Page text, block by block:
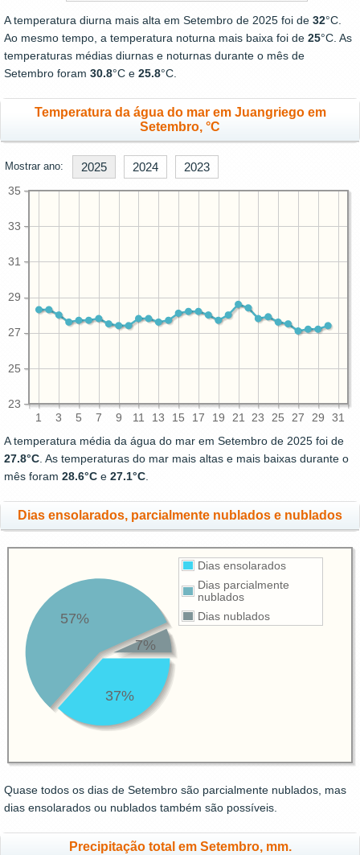
A temperatura diurna mais alta em Setembro de 2025 foi de 32°C.
Ao mesmo tempo, a temperatura noturna mais baixa foi de 25°C. As
temperaturas médias diurnas e noturnas durante o mês de
Setembro foram 30.8°C e 25.8°C.
Temperatura da água do mar em Juangriego em
Setembro, °C
Mostrar ano: 2025 2024 2023
1 3 5 7 9 11 13 15 17 19 21 23 25 27 29 31
23
25
27
29
31
33
35
A temperatura média da água do mar em Setembro de 2025 foi de
27.8°C. As temperaturas do mar mais altas e mais baixas durante o
mês foram 28.6°C e 27.1°C.
Dias ensolarados, parcialmente nublados e nublados
Dias ensolarados
Dias parcialmente
nublados
Dias nublados
37%
57%
7%
Quase todos os dias de Setembro são parcialmente nublados, mas
dias ensolarados ou nublados também são possíveis.
Precipitação total em Setembro, mm.